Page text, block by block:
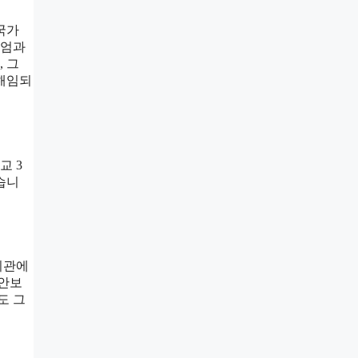
가
과
그
임되
3
니
에
보
그